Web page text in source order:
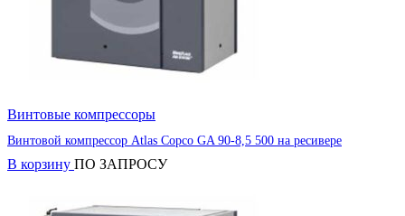
Винтовые компрессоры
Винтовой компрессор Atlas Copco GA 90-8,5 500 на ресивере
В корзину ПО ЗАПРОСУ